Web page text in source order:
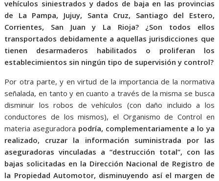
vehículos siniestrados y dados de baja en las provincias
de La Pampa, Jujuy, Santa Cruz, Santiago del Estero,
Corrientes, San Juan y La Rioja? ¿Son todos ellos
transportados debidamente a aquellas jurisdicciones que
tienen desarmaderos habilitados o proliferan los
establecimientos sin ningún tipo de supervisión y control?
Por otra parte, y en virtud de la importancia de la normativa
señalada, en tanto y en cuanto a través de la misma se busca
disminuir los robos de vehículos (con daño incluido a los
conductores de los mismos), el Organismo de Control en
materia aseguradora podría, complementariamente a lo ya
realizado, cruzar la información suministrada por las
aseguradoras vinculadas a “destrucción total”, con las
bajas solicitadas en la Dirección Nacional de Registro de
la Propiedad Automotor, disminuyendo así el margen de